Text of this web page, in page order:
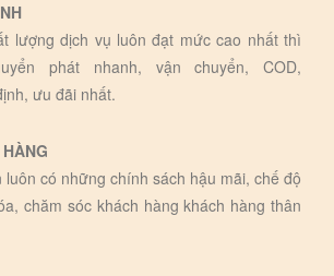
lượng dịch vụ luôn đạt mức cao nhất thì
phát nhanh, vận chuyển, COD,
ưu đãi nhất.
luôn có những chính sách hậu mãi, chế độ
chăm sóc khách hàng khách hàng thân